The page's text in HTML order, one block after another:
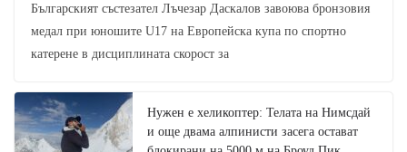
Българският състезател Лъчезар Даскалов завоюва бронзовия
медал при юношите U17 на Европейска купа по спортно
катерене в дисциплината скорост за
Нужен е хеликоптер: Телата на Нимсдай
и още двама алпинисти засега остават